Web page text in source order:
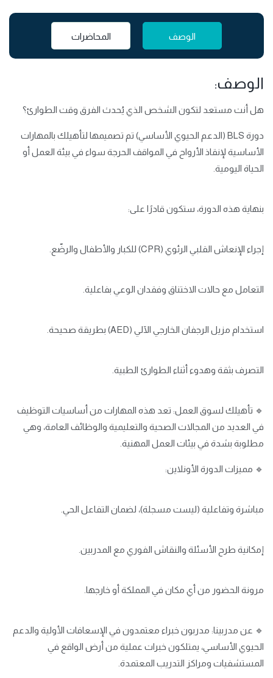
الوصف المحاضرات
الوصف:
هل أنت مستعد لتكون الشخص الذي يُحدث الفرق وقت الطوارئ؟
دورة BLS (الدعم الحيوي الأساسي) تم تصميمها لتأهيلك بالمهارات
الأساسية لإنقاذ الأرواح في المواقف الحرجة سواء في بيئة العمل أو
الحياة اليومية.
بنهاية هذه الدورة، ستكون قادرًا على:
إجراء الإنعاش القلبي الرئوي (CPR) للكبار والأطفال والرضّع.
التعامل مع حالات الاختناق وفقدان الوعي بفاعلية.
استخدام مزيل الرجفان الخارجي الآلي (AED) بطريقة صحيحة.
التصرف بثقة وهدوء أثناء الطوارئ الطبية.
🔹 تأهيلك لسوق العمل: تعد هذه المهارات من أساسيات التوظيف
في العديد من المجالات الصحية والتعليمية والوظائف العامة، وهي
مطلوبة بشدة في بيئات العمل المهنية.
🔹 مميزات الدورة الأونلاين:
مباشرة وتفاعلية (ليست مسجلة)، لضمان التفاعل الحي.
إمكانية طرح الأسئلة والنقاش الفوري مع المدربين.
مرونة الحضور من أي مكان في المملكة أو خارجها.
🔹 عن مدربينا: مدربون خبراء معتمدون في الإسعافات الأولية والدعم
الحيوي الأساسي، يمتلكون خبرات عملية من أرض الواقع في
المستشفيات ومراكز التدريب المعتمدة.